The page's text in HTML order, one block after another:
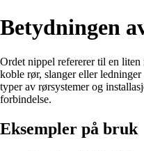
Betydningen
Ordet nippel refererer til en
koble rør, slanger eller
typer av rørsystemer og
forbindelse.
Eksempler på bruk